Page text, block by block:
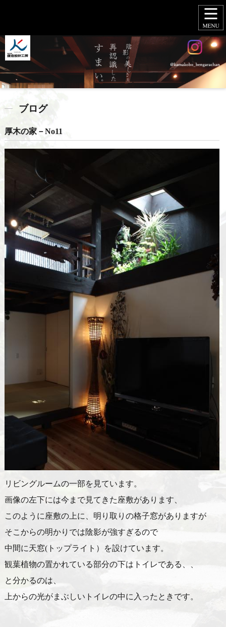
ブログ
厚木の家－No11
リビングルームの一部を見ています。
画像の左下には今まで見てきた座敷があります、
このように座敷の上に、明り取りの格子窓がありますが
そこからの明かりでは陰影が強すぎるので
中間に天窓(トップライト）を設けています。
観葉植物の置かれている部分の下はトイレである、、
と分かるのは、
上からの光がまぶしいトイレの中に入ったときです。